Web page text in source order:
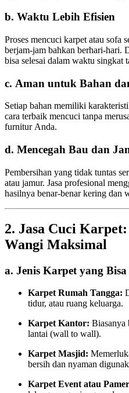
b. Waktu Lebih Efisien
Proses mencuci karpet atau sofa
berjam-jam bahkan berhari-hari.
bisa selesai dalam waktu singkat
c. Aman untuk Bahan
Setiap bahan memiliki
cara terbaik mencuci tanpa
furnitur Anda.
d. Mencegah Bau dan
Pembersihan yang tidak tuntas
atau jamur. Jasa profesional
hasilnya benar-benar kering dan
2. Jasa Cuci
Wangi Maksimal
a. Jenis Karpet yang
Karpet Rumah Tangga:
tidur, atau ruang keluarga.
Karpet Kantor: Biasanya
lantai (wall to wall).
Karpet Masjid:
bersih dan nyaman
Karpet Event atau